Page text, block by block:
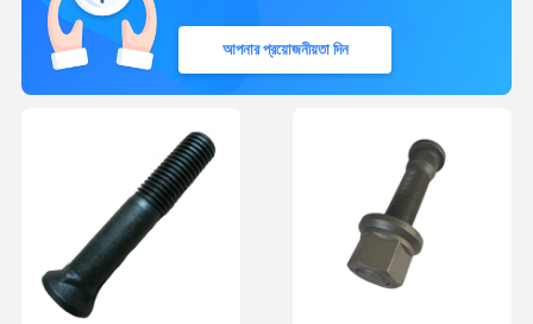
আপনার প্রয়োজনীয়তা দিন